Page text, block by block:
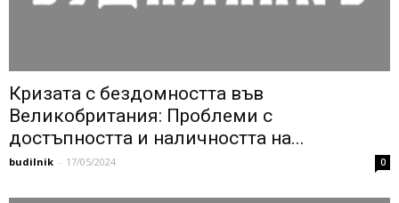
Кризата с бездомността във
Великобритания: Проблеми с
достъпността и наличността на...
budilnik - 17/05/2024 0